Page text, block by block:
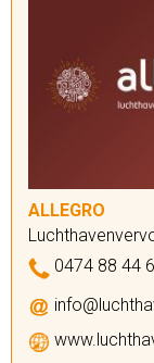
ALLEGRO
0474 88 44